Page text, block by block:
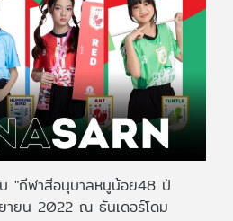
"กีฬาสีอนุบาลหนูน้อย48 ปี
ยน 2022 ณ ธันเดอร์โดม